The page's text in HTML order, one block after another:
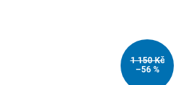
1 150 Kč
–56 %